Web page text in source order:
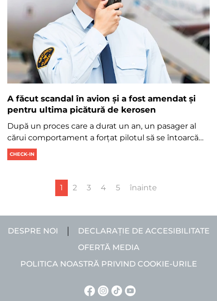
A făcut scandal în avion și a fost amendat și
pentru ultima picătură de kerosen
După un proces care a durat un an, un pasager al
cărui comportament a forțat pilotul să se întoarcă…
CHECK-IN
1 2 3 4 5 înainte
DESPRE NOI
DECLARAȚIE DE ACCESIBILITATE
OFERTĂ MEDIA
POLITICA NOASTRĂ PRIVIND COOKIE-URILE